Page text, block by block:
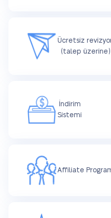
Ücretsiz
(talep üzerine)
İndirim
Sistemi
Affiliate